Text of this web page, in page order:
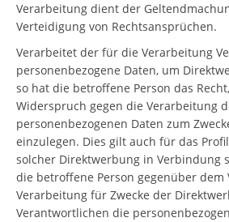
Verarbeitung dient der
Verteidigung von Rechtsansprüchen.
Verarbeitet der für die Verarbeitung
personenbezogene Daten, um
so hat die betroffene Person das
Widerspruch gegen die Verarbeitung
personenbezogenen Daten zum
einzulegen. Dies gilt auch für das
solcher Direktwerbung in Verbindung
die betroffene Person gegenüber
Verarbeitung für Zwecke der
Verantwortlichen die